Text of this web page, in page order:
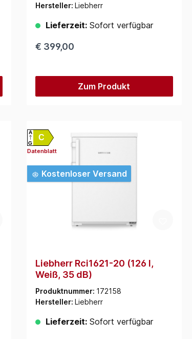
Hersteller: Liebherr
Lieferzeit:Sofort verfügbar
€ 399,00
Zum Produkt
C
A
G
Datenblatt
Kostenloser Versand
Liebherr Rci1621-20 (126 l,
Weiß, 35 dB)
Produktnummer: 172158
Hersteller: Liebherr
Lieferzeit:Sofort verfügbar